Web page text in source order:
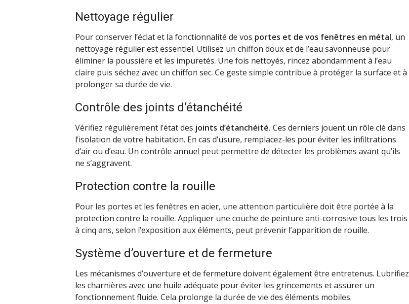
Nettoyage régulier
Pour conserver l’éclat et la fonctionnalité de vos portes et de vos fenêtres en métal, un
nettoyage régulier est essentiel. Utilisez un chiffon doux et de l’eau savonneuse pour
éliminer la poussière et les impuretés. Une fois nettoyés, rincez abondamment à l’eau
claire puis séchez avec un chiffon sec. Ce geste simple contribue à protéger la surface et à
prolonger sa durée de vie.
Contrôle des joints d’étanchéité
Vérifiez régulièrement l’état des joints d’étanchéité. Ces derniers jouent un rôle clé dans
l’isolation de votre habitation. En cas d’usure, remplacez-les pour éviter les infiltrations
d’air ou d’eau. Un contrôle annuel peut permettre de détecter les problèmes avant qu’ils
ne s’aggravent.
Protection contre la rouille
Pour les portes et les fenêtres en acier, une attention particulière doit être portée à la
protection contre la rouille. Appliquer une couche de peinture anti-corrosive tous les trois
à cinq ans, selon l’exposition aux éléments, peut prévenir l’apparition de rouille.
Système d’ouverture et de fermeture
Les mécanismes d’ouverture et de fermeture doivent également être entretenus. Lubrifiez
les charnières avec une huile adéquate pour éviter les grincements et assurer un
fonctionnement fluide. Cela prolonge la durée de vie des éléments mobiles.